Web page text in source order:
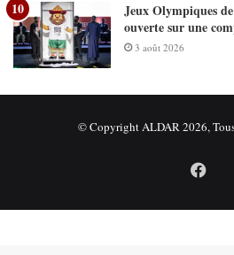
Jeux Olympiques
ouverte sur une
3 août 2026
© Copyright ALDAR 2026,